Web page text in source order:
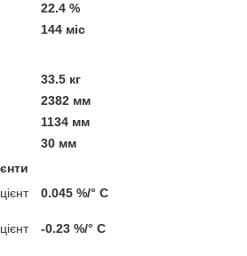
22.4 %
144 міс
33.5 кг
2382 мм
1134 мм
30 мм
0.045 %/° С
-0.23 %/° С